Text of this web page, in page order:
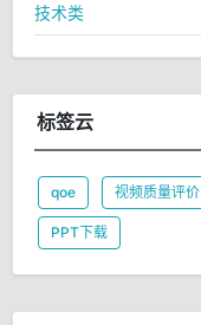
技术类
标签云
qoe 视频质量评价
PPT下载